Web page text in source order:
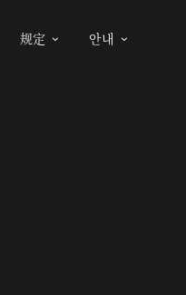
规定  안내 